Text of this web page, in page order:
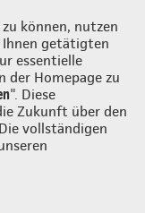
können, nutzen
Ihnen getätigten
essentielle
der Homepage zu
". Diese
Zukunft über den
vollständigen
Login
Beratung &